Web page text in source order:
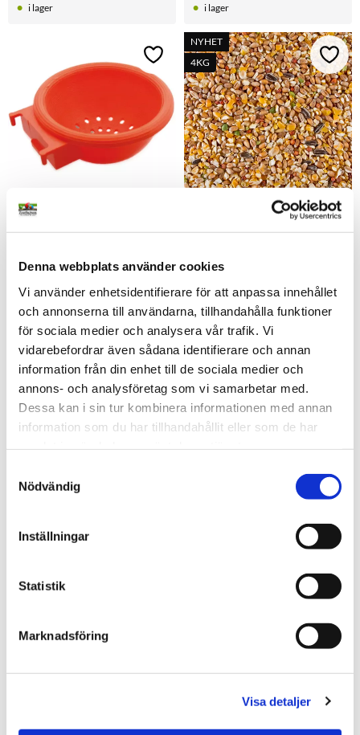
Denna webbplats använder cookies
Vi använder enhetsidentifierare för att anpassa innehållet
och annonserna till användarna, tillhandahålla funktioner
för sociala medier och analysera vår trafik. Vi
vidarebefordrar även sådana identifierare och annan
information från din enhet till de sociala medier och
annons- och analysföretag som vi samarbetar med.
Dessa kan i sin tur kombinera informationen med annan
information som du har tillhandahållit eller som de har
Nödvändig
Inställningar
Statistik
Marknadsföring
Visa detaljer
i lager i lager
Kanarienäste för galler
Kanarienäste i plast utrustat
ventilationshål i botten för
Lägg till i favoriter
i lager
Spannmålsblandning för
mindre höns 4 kg
krossade spannmål och fröer.
Idealiskt som
kompletteringsfoder för
dvärghöns, mindre kycklingar
och olika typer av prydn
NYHET
4KG
Lägg
i lager
Andra tittade också på
KONG Licks Rewards
godis eller pasta. Ger hunden
219kr
Lägg till i favoriter
KONG Knots Scrunch
Tvättbjörn med rep
pip som aktiverar och
stimulerar hundens naturliga
Lägg till i favoriter Lägg